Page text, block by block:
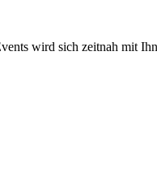
wird sich zeitnah mit